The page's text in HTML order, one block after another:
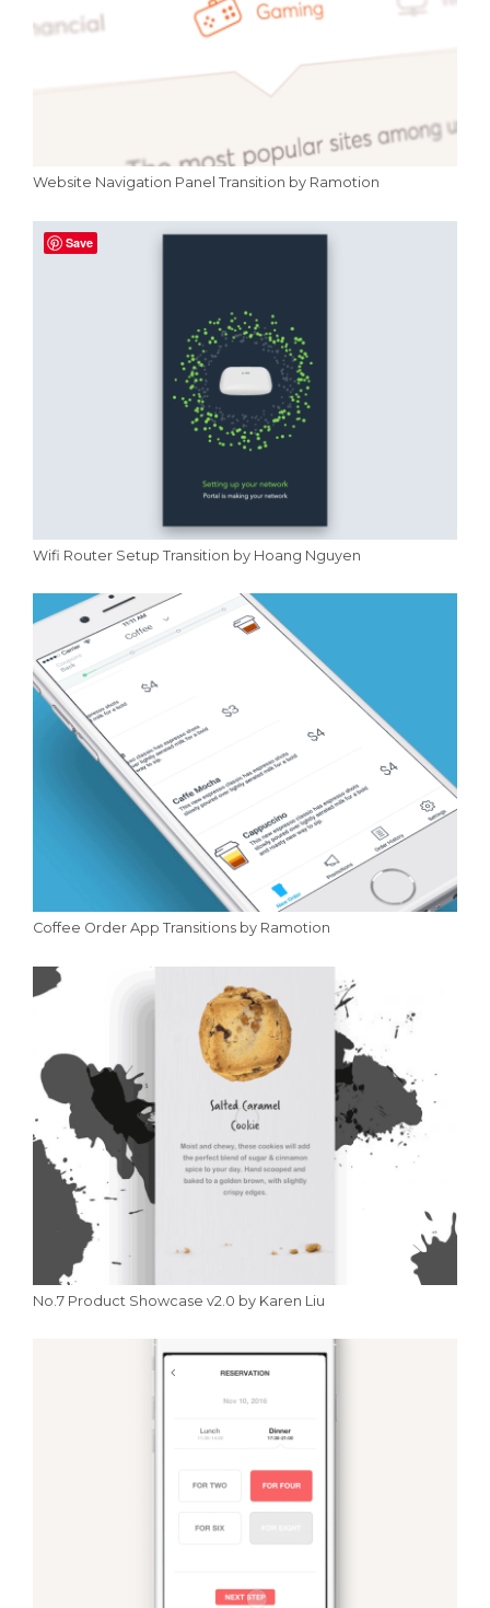
Website Navigation Panel Transition by Ramotion
Wifi Router Setup Transition by Hoang Nguyen
Coffee Order App Transitions by Ramotion
No.7 Product Showcase v2.0 by Karen Liu
Save